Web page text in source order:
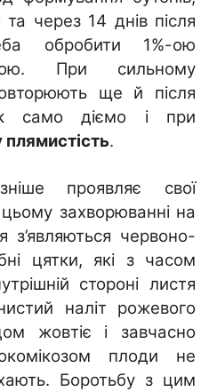
та через 14 днів після
обробити 1%-ою
При сильному
ще й після
само діємо і при
плямистість.
проявляє свої
захворюванні на
з’являються червоно-
цятки, які з часом
стороні листя
наліт рожевого
жовтіє і завчасно
плоди не
Боротьбу з цим